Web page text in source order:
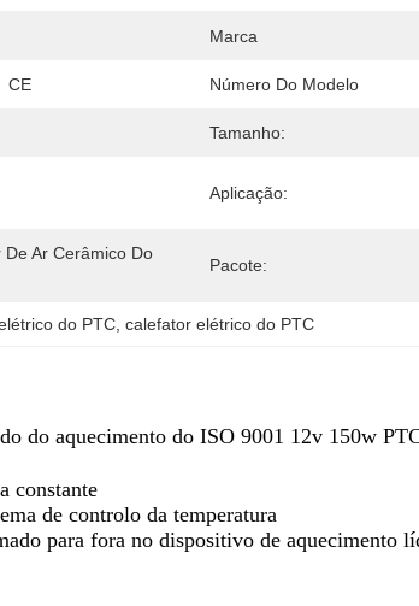
Marca
CE Número Do Modelo
Tamanho:
Aplicação:
De Ar Cerâmico Do
Pacote:
do PTC , calefator elétrico do PTC
do aquecimento do ISO 9001 12v 150w
constante
de controlo da temperatura
para fora no dispositivo de aquecimento